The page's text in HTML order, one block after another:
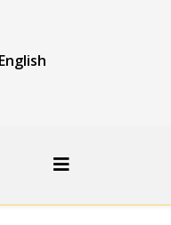
English